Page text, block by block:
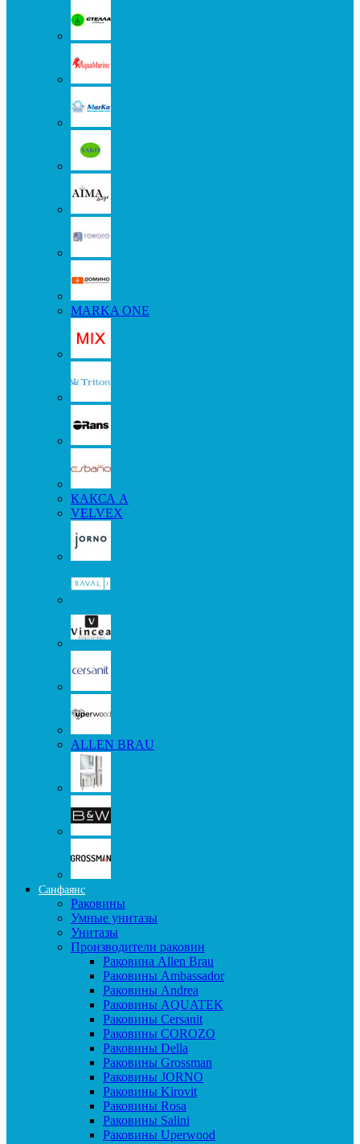
MARKA ONE
КАКСА А
VELVEX
ALLEN BRAU
Санфаянс
Раковины
Умные унитазы
Унитазы
Производители раковин
Раковина Allen Brau
Раковины Ambassador
Раковины Andrea
Раковины AQUATEK
Раковины Cersanit
Раковины COROZO
Раковины Della
Раковины Grossman
Раковины JORNO
Раковины Kirovit
Раковины Rosa
Раковины Salini
Раковины Uperwood